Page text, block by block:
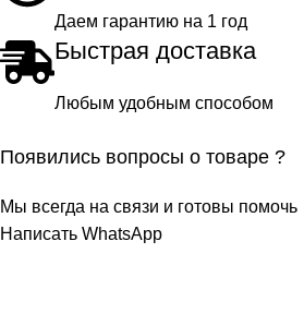
Даем гарантию на 1 год
Быстрая доставка
Любым удобным способом
Появились вопросы о товаре ?
Мы всегда на связи и готовы помочь
Написать WhatsApp